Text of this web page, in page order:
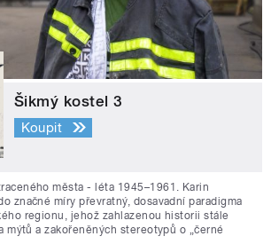
Šikmý kostel 3
Koupit
města - léta 1945–1961. Karin
značné míry převratný, dosavadní paradigma
regionu, jehož zahlazenou historii stále
mýtů a zakořeněných stereotypů o „černé